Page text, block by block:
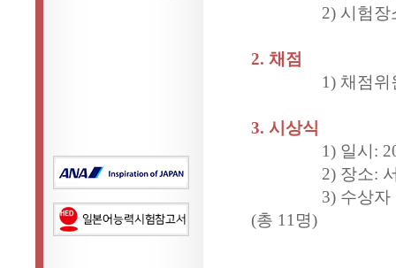
2) 시험장소:
2. 채점
1) 채점위원 구
3. 시상식
1) 일시: 2023
2) 장소:
3) 수상자 명단
(총 11명)